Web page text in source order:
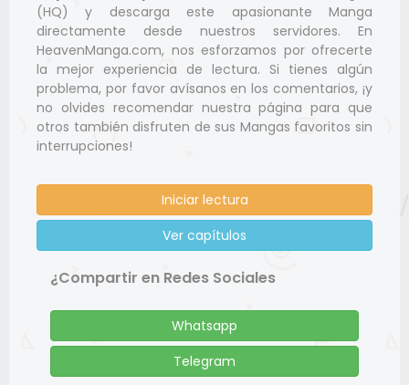
(HQ) y descarga este apasionante Manga
directamente desde nuestros servidores. En
HeavenManga.com, nos esforzamos por ofrecerte
la mejor experiencia de lectura. Si tienes algún
problema, por favor avísanos en los comentarios, ¡y
no olvides recomendar nuestra página para que
otros también disfruten de sus Mangas favoritos sin
interrupciones!
Iniciar lectura
Ver capítulos
¿Compartir en Redes Sociales
Whatsapp
Telegram